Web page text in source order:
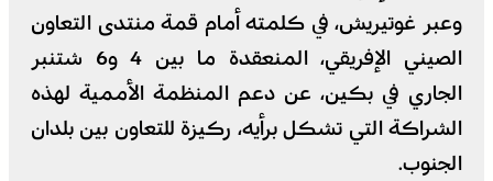
وعبر غوتيريش، في كلمته أمام قمة منتدى التعاون
الصيني الإفريقي، المنعقدة ما بين 4 و6 شتنبر
الجاري في بكين، عن دعم المنظمة الأممية لهذه
الشراكة التي تشكل برأيه، ركيزة للتعاون بين بلدان
الجنوب.